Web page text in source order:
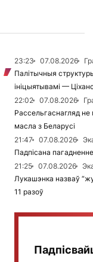
23:23 07.08.2026
Палітычныя
ініцыятывамі —
22:02
07.08.2026
Рассельгаснагляд
масла з Беларусі
21:47
07.08.2026
Падпісана
21:25
07.08.2026
Лукашэнка назваў
11 разоў